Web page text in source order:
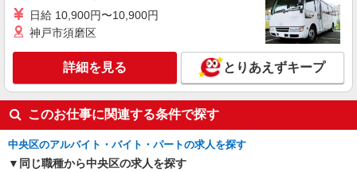
一般事務/貿易
月給307800円 ★交通費規定に基づき交通費支
東京都中央区（人形町駅）
キープ 詳細を見る
日給 10,900円〜10,900円
神戸市須磨区
詳細を見る とりあえずキープ
このお仕事に関連する条件で探す
中央区のアルバイト・バイト・パートの求人を探す
同じ職種から中央区の求人を探す